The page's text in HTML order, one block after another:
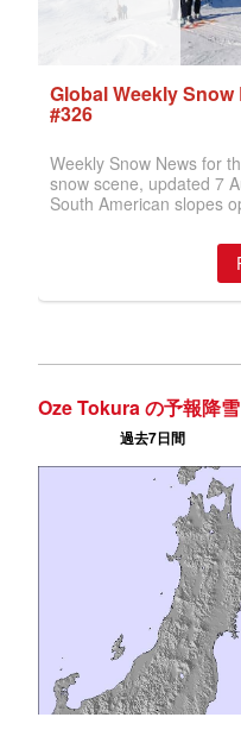
Oze Tokura の予報降雪
過去7日間